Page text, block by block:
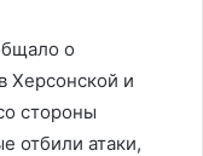
о
Херсонской и
стороны
отбили атаки,